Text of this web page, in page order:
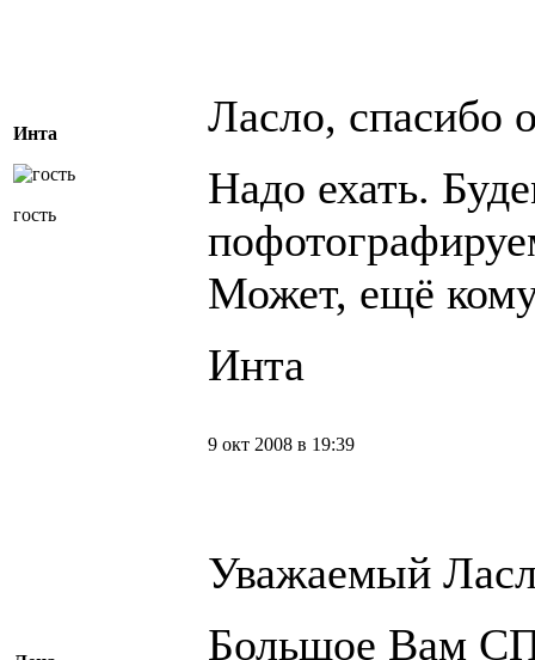
Инта
гость
Ласло, спасибо
Надо ехать.
Может, ещё
Инта
9 окт 2008 в 19:39
Уважаемый
Большое Вам